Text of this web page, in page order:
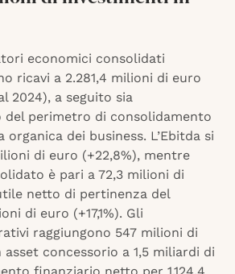
economici consolidati
ricavi a 2.281,4 milioni di euro
2024), a seguito sia
del perimetro di consolidamento
dei business. L’Ebitda si
di euro (+22,8%), mentre
è pari a 72,3 milioni di
netto di pertinenza del
di euro (+17,1%). Gli
raggiungono 547 milioni di
asset concessorio a 1,5 miliardi di